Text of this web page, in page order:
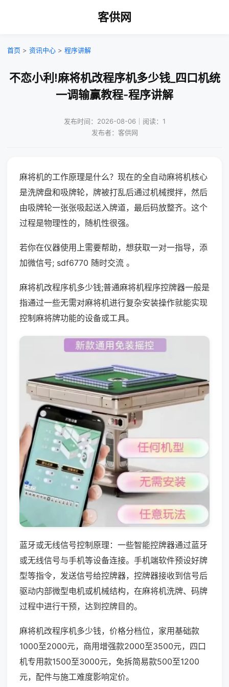
客供网
首页 > 资讯中心 > 程序讲解
不恋小利!麻将机改程序机多少钱_四口机统
一调输赢教程-程序讲解
发布时间：2026-08-06｜阅读：1
发布者：客供网
麻将机的工作原理是什么？现在的全自动麻将机核心
是洗牌盘和吸牌轮，牌被打乱后通过机械搅拌，然后
由吸牌轮一张张吸起送入牌道，最后码放整齐。这个
过程是物理性的，随机性很强。
若你在仪器使用上需要帮助，想获取一对一指导，添
加微信号; sdf6770 随时交流 。
麻将机改程序机多少钱;普通麻将机程序控牌器一般是
指通过一些无需对麻将机进行复杂安装操作就能实现
控制麻将牌功能的设备或工具。
蓝牙或无线信号控制原理：一些智能控牌器通过蓝牙
或无线信号与手机等设备连接。手机端软件预设好牌
型等指令，发送信号给控牌器，控牌器接收到信号后
驱动内部微型电机或机械结构，在麻将机洗牌、码牌
过程中进行干预，达到控牌目的。
麻将机改程序机多少钱，价格分档位，家用基础款
1000至2000元，商用增强款2000至3500元，四口
机专用款1500至3000元，免拆简易款500至1200
元，配件与施工难度影响定价。